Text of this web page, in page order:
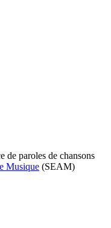
de paroles de chansons
Musique (SEAM)